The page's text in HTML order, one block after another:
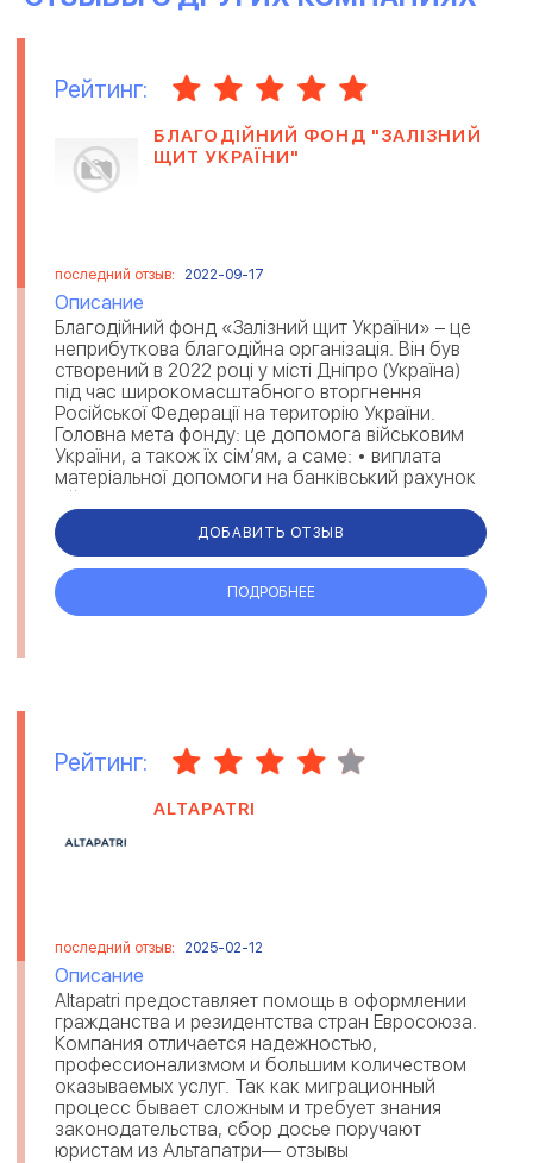
Рейтинг:
БЛАГОДІЙНИЙ ФОНД "ЗАЛІЗНИЙ
ЩИТ УКРАЇНИ"
последний отзыв: 2022-09-17
Описание
Благодійний фонд «Залізний щит України» – це
неприбуткова благодійна організація. Він був
створений в 2022 році у місті Дніпро (Україна)
під час широкомасштабного вторгнення
Російської Федерації на територію України.
Головна мета фонду: це допомога військовим
України, а також їх сім’ям, а саме: • виплата
матеріальної допомоги на банківський рахунок
військовослуж...
ДОБАВИТЬ ОТЗЫВ
ПОДРОБНЕЕ
Рейтинг:
ALTAPATRI
последний отзыв: 2025-02-12
Описание
Altapatri предоставляет помощь в оформлении
гражданства и резидентства стран Евросоюза.
Компания отличается надежностью,
профессионализмом и большим количеством
оказываемых услуг. Так как миграционный
процесс бывает сложным и требует знания
законодательства, сбор досье поручают
юристам из Альтапатри— отзывы